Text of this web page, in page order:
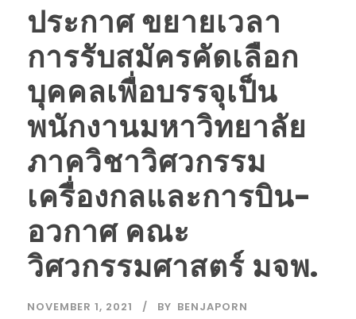
ประกาศ ขยายเวลา
การรับสมัครคัดเลือก
บุคคลเพื่อบรรจุเป็น
พนักงานมหาวิทยาลัย
ภาควิชาวิศวกรรม
เครื่องกลและการบิน-
อวกาศ คณะ
วิศวกรรมศาสตร์ มจพ.
NOVEMBER 1, 2021 BY BENJAPORN